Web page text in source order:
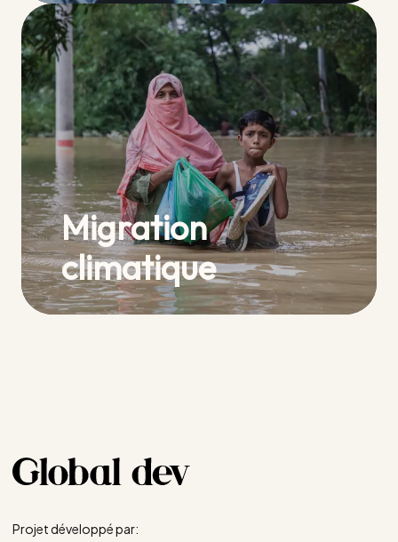
Migration
climatique
Projet développé par: